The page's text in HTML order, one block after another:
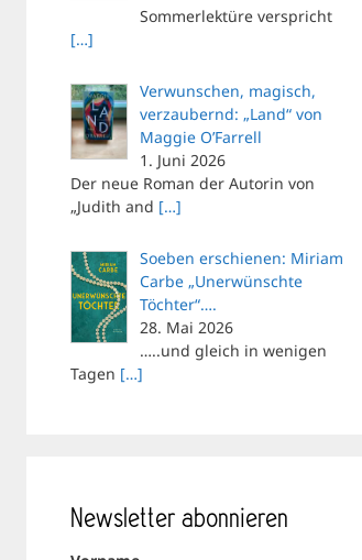
Sommerlektüre verspricht
[…]
Verwunschen, magisch,
verzaubernd: „Land“ von
Maggie O’Farrell
1. Juni 2026
Der neue Roman der Autorin von
„Judith and […]
Soeben erschienen: Miriam
Carbe „Unerwünschte
Töchter“….
28. Mai 2026
…..und gleich in wenigen
Tagen […]
Newsletter abonnieren